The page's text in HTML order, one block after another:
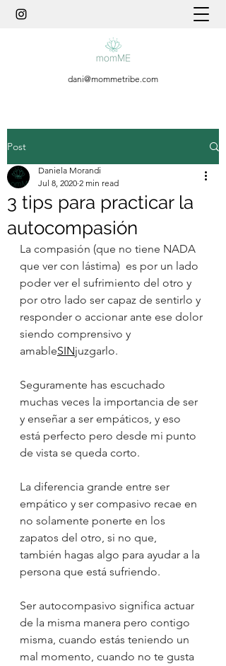
dani@mommetribe.com
Post
3 tips para practicar la
autocompasión
Daniela Morandi
Jul 8, 2020 2 min read
La compasión (que no tiene NADA
que ver con lástima)  es por un lado
poder ver el sufrimiento del otro y
por otro lado ser capaz de sentirlo y
responder o accionar ante ese dolor
siendo comprensivo y
amableSINjuzgarlo.
Seguramente has escuchado
muchas veces la importancia de ser
y enseñar a ser empáticos, y eso
está perfecto pero desde mi punto
de vista se queda corto.
La diferencia grande entre ser
empático y ser compasivo recae en
no solamente ponerte en los
zapatos del otro, si no que,
también hagas algo para ayudar a la
persona que está sufriendo.
Ser autocompasivo significa actuar
de la misma manera pero contigo
misma, cuando estás teniendo un
mal momento, cuando no te gusta